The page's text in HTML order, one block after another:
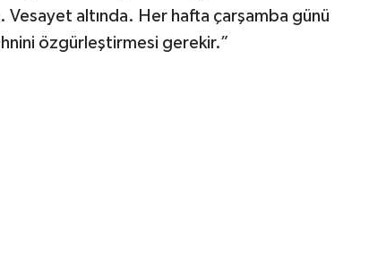
Vesayet altında. Her hafta çarşamba günü
özgürleştirmesi gerekir.”